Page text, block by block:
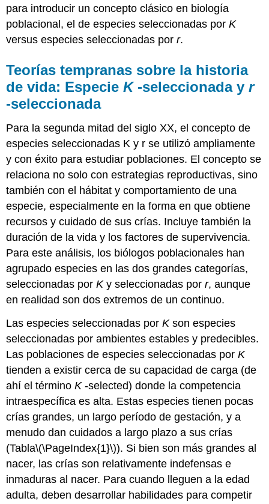
para introducir un concepto clásico en biología
poblacional, el de especies seleccionadas porK
versus especies seleccionadas porr.
Teorías tempranas sobre la historia
de vida: EspecieK-seleccionada yr
-seleccionada
Para la segunda mitad del siglo XX, el concepto de
especies seleccionadas K y r se utilizó ampliamente
y con éxito para estudiar poblaciones. El concepto se
relaciona no solo con estrategias reproductivas, sino
también con el hábitat y comportamiento de una
especie, especialmente en la forma en que obtiene
recursos y cuidado de sus crías. Incluye también la
duración de la vida y los factores de supervivencia.
Para este análisis, los biólogos poblacionales han
agrupado especies en las dos grandes categorías,
seleccionadas porKy seleccionadas porr, aunque
en realidad son dos extremos de un continuo.
Lasespecies seleccionadas porKson especies
seleccionadas por ambientes estables y predecibles.
Las poblaciones de especies seleccionadas porK
tienden a existir cerca de su capacidad de carga (de
ahí el términoK-selected) donde la competencia
intraespecífica es alta. Estas especies tienen pocas
crías grandes, un largo período de gestación, y a
menudo dan cuidados a largo plazo a sus crías
(Tabla\(\PageIndex{1}\)). Si bien son más grandes al
nacer, las crías son relativamente indefensas e
inmaduras al nacer. Para cuando lleguen a la edad
adulta, deben desarrollar habilidades para competir